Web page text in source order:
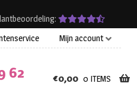
Mijn account
62 €0,00 0 ITEMS